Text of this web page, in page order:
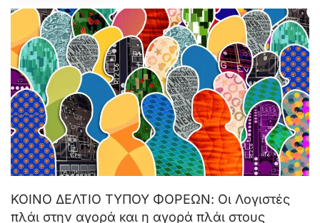
ΚΟΙΝΟ ΔΕΛΤΙΟ ΤΥΠΟΥ ΦΟΡΕΩΝ: Οι Λογιστές
πλάι στην αγορά και η αγορά πλάι στους